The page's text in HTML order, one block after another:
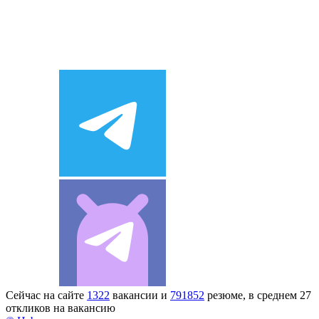
Сейчас на сайте 1322 вакансии и 791852 резюме, в среднем 27
откликов на вакансию